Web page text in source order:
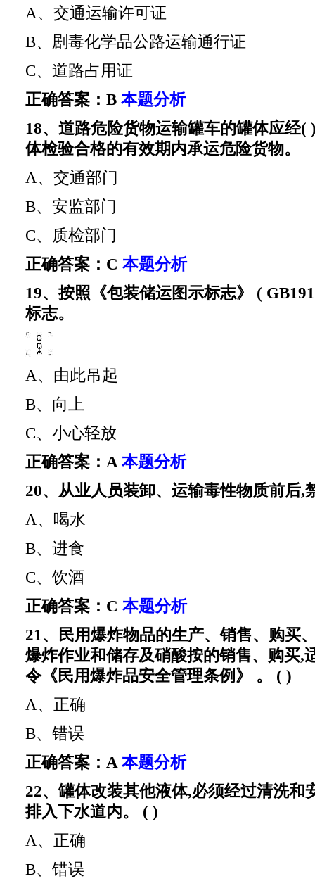
A、交通运输许可证
B、剧毒化学品公路运输通行证
C、道路占用证
正确答案：B 本题分析
18、道路危险货物运输罐车的罐体应经(
体检验合格的有效期内承运危险货物。
A、交通部门
B、安监部门
C、质检部门
正确答案：C 本题分析
19、按照《包装储运图示标志》 (
标志。
A、由此吊起
B、向上
C、小心轻放
正确答案：A 本题分析
20、从业人员装卸、运输毒性物质前后,
A、喝水
B、进食
C、饮酒
正确答案：C 本题分析
21、民用爆炸物品的生产、销售、购买
爆炸作业和储存及硝酸按的销售、购买,
令《民用爆炸品安全管理条例》 。 ( )
A、正确
B、错误
正确答案：A 本题分析
22、罐体改装其他液体,必须经过清洗和
排入下水道内。 ( )
A、正确
B、错误